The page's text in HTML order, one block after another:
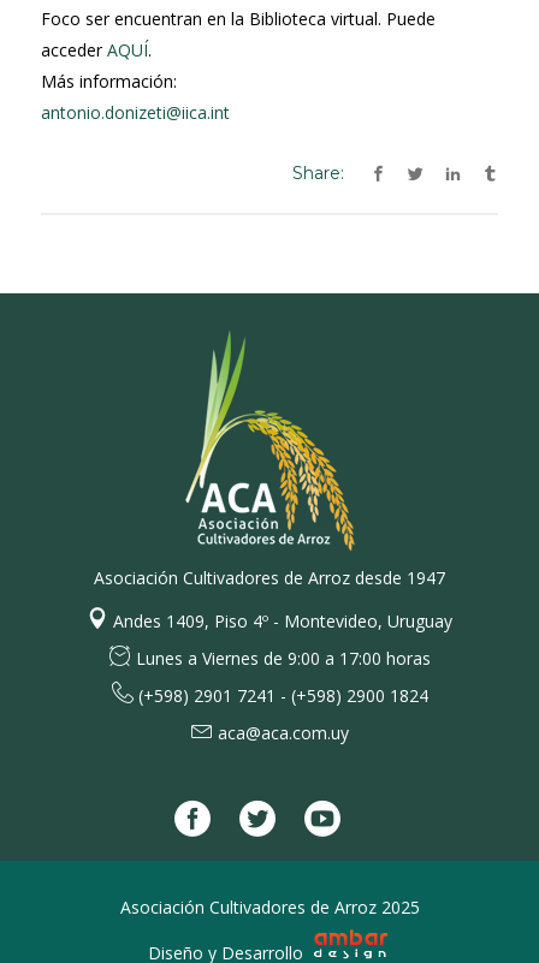
Foco ser encuentran en la Biblioteca virtual. Puede
accederAQUÍ.
Más información:
antonio.donizeti@iica.int
Share:
Asociación Cultivadores de Arroz desde 1947
Andes 1409, Piso 4º - Montevideo, Uruguay
Lunes a Viernes de 9:00 a 17:00 horas
(+598) 2901 7241 - (+598) 2900 1824
aca@aca.com.uy
Asociación Cultivadores de Arroz 2025
Diseño y Desarrollo